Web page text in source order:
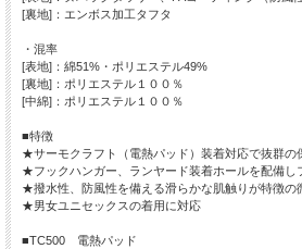
[裏地]：エンボス加工タフタ
・混率
[表地]：綿51%・ポリエステル49%
[裏地]：ポリエステル１００％
[中綿]：ポリエステル１００％
■特徴
★サーモクラフト（電熱パッド）装着対応で抜群の
★フックハンガー、ランヤード装着ホールを配備し
★撥水性、防風性を備える滑らかな肌触りが特徴の
★男女ユニセックスの着用に対応
■TC500 電熱パッド